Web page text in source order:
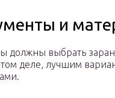
и
должны выбрать
деле, лучшим